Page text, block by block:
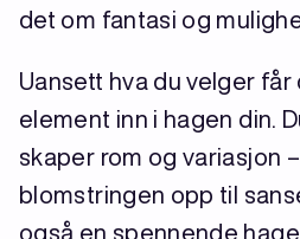
det om fantasi og
Uansett hva du velger får
element inn i hagen din.
skaper rom og variasjon
blomstringen opp til
også en spennende